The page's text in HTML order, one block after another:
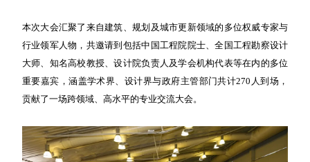
本次大会汇聚了来自建筑、规划及城市更新领域的多位权威专家与
行业领军人物，共邀请到包括中国工程院院士、全国工程勘察设计
大师、知名高校教授、设计院负责人及学会机构代表等在内的多位
重要嘉宾，涵盖学术界、设计界与政府主管部门共计270人到场，
贡献了一场跨领域、高水平的专业交流大会。